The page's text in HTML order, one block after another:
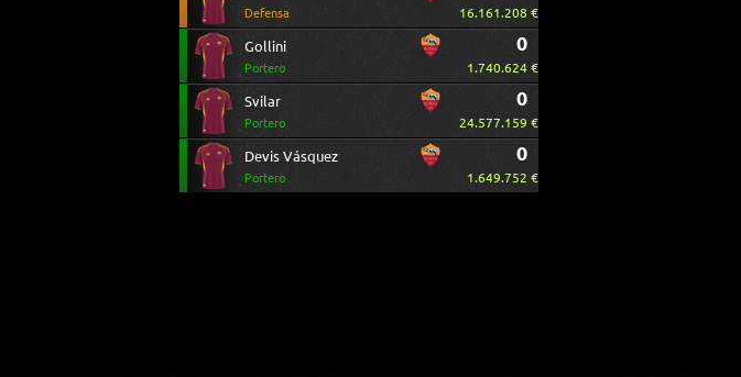
Defensa 16.161.208 €
Gollini
Portero
0
1.740.624 €
Svilar
Portero
0
24.577.159 €
Devis Vásquez
Portero
0
1.649.752 €